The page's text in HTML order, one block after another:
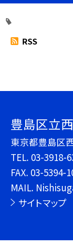
RSS
豊島区立
東京都豊島区
TEL. 03-3918-
FAX. 03-5394-
MAIL.
サイトマップ